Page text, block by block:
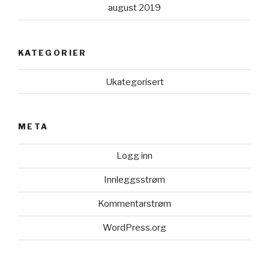
august 2019
KATEGORIER
Ukategorisert
META
Logg inn
Innleggsstrøm
Kommentarstrøm
WordPress.org